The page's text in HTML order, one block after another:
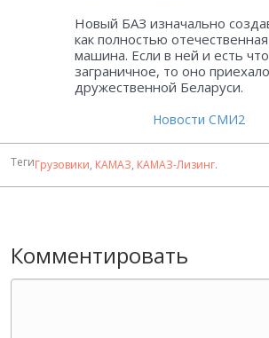
Новый БАЗ изначально
как полностью отечественная
машина. Если в ней и есть
заграничное, то оно
дружественной Беларуси.
Новости СМИ2
ТегиГрузовики, КАМАЗ, КАМАЗ-Лизинг.
Комментировать